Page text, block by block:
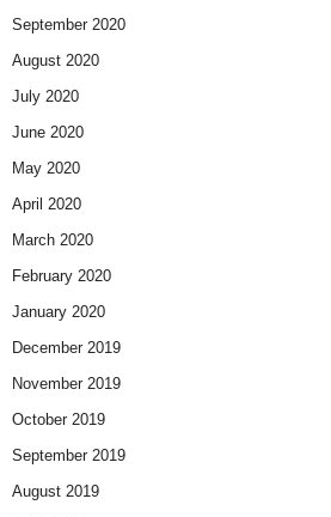
September 2020
August 2020
July 2020
June 2020
May 2020
April 2020
March 2020
February 2020
January 2020
December 2019
November 2019
October 2019
September 2019
August 2019